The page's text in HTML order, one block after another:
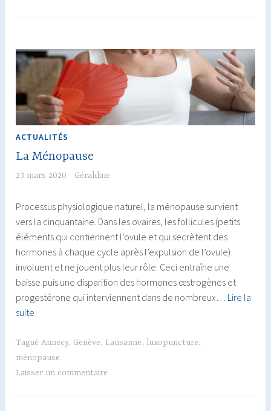
ACTUALITÉS
La Ménopause
23 mars 2020 Géraldine
Processus physiologique naturel, la ménopause survient
vers la cinquantaine. Dans les ovaires, les follicules (petits
éléments qui contiennent l’ovule et qui secrètent des
hormones à chaque cycle après l’expulsion de l’ovule)
involuent et ne jouent plus leur rôle. Ceci entraîne une
baisse puis une disparition des hormones œstrogènes et
progestérone qui interviennent dans de nombreux… Lire la
suite
TaguéAnnecy, Genève, Lausanne, luxopuncture,
ménopause
Laisser un commentaire